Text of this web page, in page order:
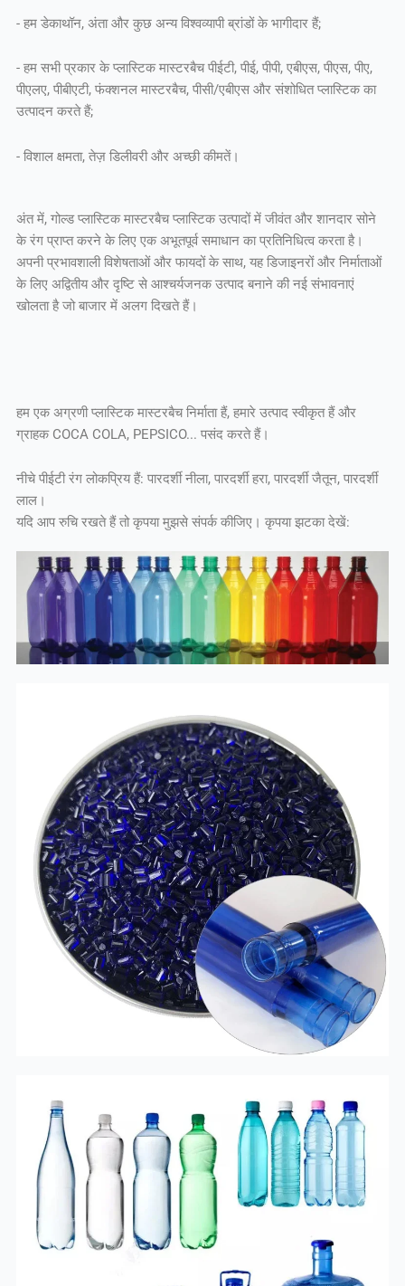
- हम डेकाथॉन, अंता और कुछ अन्य विश्वव्यापी ब्रांडों के भागीदार हैं;
- हम सभी प्रकार के प्लास्टिक मास्टरबैच पीईटी, पीई, पीपी, एबीएस, पीएस, पीए,
पीएलए, पीबीएटी, फंक्शनल मास्टरबैच, पीसी/एबीएस और संशोधित प्लास्टिक का
उत्पादन करते हैं;
- विशाल क्षमता, तेज़ डिलीवरी और अच्छी कीमतें।
अंत में, गोल्ड प्लास्टिक मास्टरबैच प्लास्टिक उत्पादों में जीवंत और शानदार सोने
के रंग प्राप्त करने के लिए एक अभूतपूर्व समाधान का प्रतिनिधित्व करता है।
अपनी प्रभावशाली विशेषताओं और फायदों के साथ, यह डिजाइनरों और निर्माताओं
के लिए अद्वितीय और दृष्टि से आश्चर्यजनक उत्पाद बनाने की नई संभावनाएं
खोलता है जो बाजार में अलग दिखते हैं।
हम एक अग्रणी प्लास्टिक मास्टरबैच निर्माता हैं, हमारे उत्पाद स्वीकृत हैं और
ग्राहक COCA COLA, PEPSICO... पसंद करते हैं।
नीचे पीईटी रंग लोकप्रिय हैं: पारदर्शी नीला, पारदर्शी हरा, पारदर्शी जैतून, पारदर्शी
लाल।
यदि आप रुचि रखते हैं तो कृपया मुझसे संपर्क कीजिए। कृपया झटका देखें: